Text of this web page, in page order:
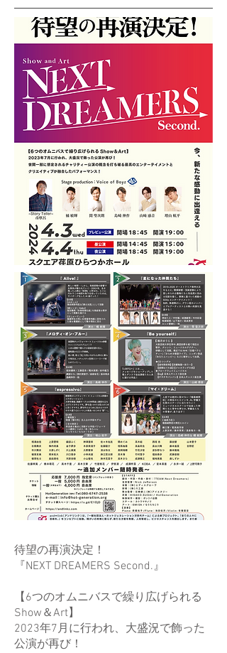
待望の再演決定！
『NEXT DREAMERS Second.』
【6つのオムニバスで繰り広げられる
Show＆Art】
2023年7月に行われ、大盛況で飾った
公演が再び！